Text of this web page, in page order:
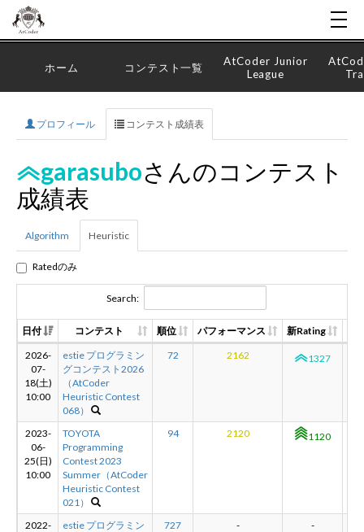
新規登録
ホーム コンテスト一覧
AtCoder Junior
League
プロフィール コンテスト成績表
garasuboさんのコンテスト
成績表
Algorithm Heuristic
Ratedのみ
Search:
日付 コンテスト 順位 パフォーマンス 新Rating
2026-
07-
18(土)
10:00
estie プログラミン
グコンテスト2026
（AtCoder
Heuristic Contest
068）
72 2162 1327
2023-
06-
25(日)
10:00
TOYOTA
Programming
Contest 2023
Summer（AtCoder
Heuristic Contest
021）
94 2120 1120
2022-
estie プログラミン
727 - -